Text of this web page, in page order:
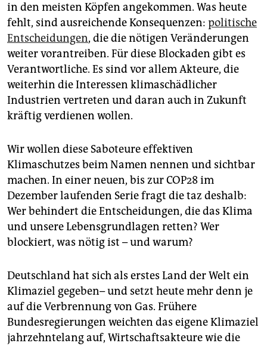
in den meisten Köpfen angekommen. Was heute
fehlt, sind ausreichende Konsequenzen: politische
Entscheidungen, die die nötigen Veränderungen
weiter vorantreiben. Für diese Blockaden gibt es
Verantwortliche. Es sind vor allem Akteure, die
weiterhin die Interessen klimaschädlicher
Industrien vertreten und daran auch in Zukunft
kräftig verdienen wollen.
Wir wollen diese Saboteure effektiven
Klimaschutzes beim Namen nennen und sichtbar
machen. In einer neuen, bis zur COP28 im
Dezember laufenden Serie fragt die taz deshalb:
Wer behindert die Entscheidungen, die das Klima
und unsere Lebensgrundlagen retten? Wer
blockiert, was nötig ist – und warum?
Deutschland hat sich als erstes Land der Welt ein
Klimaziel gegeben– und setzt heute mehr denn je
auf die Verbrennung von Gas. Frühere
Bundesregierungen weichten das eigene Klimaziel
jahrzehntelang auf, Wirtschaftsakteure wie die